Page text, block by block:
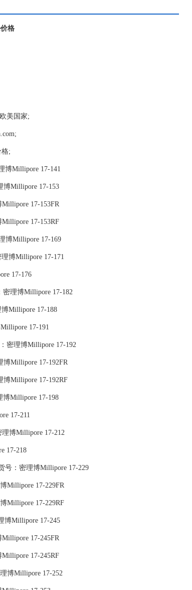
格
美国家;
格;
博Millipore 17-141
博Millipore 17-153
17-153FR
17-153RF
博Millipore 17-169
博Millipore 17-171
17-176
理博Millipore 17-182
Millipore 17-188
17-191
密理博Millipore 17-192
博Millipore 17-192FR
博Millipore 17-192RF
博Millipore 17-198
17-211
博Millipore 17-212
17-218
号：密理博Millipore 17-229
Millipore 17-229FR
Millipore 17-229RF
博Millipore 17-245
17-245FR
17-245RF
博Millipore 17-252